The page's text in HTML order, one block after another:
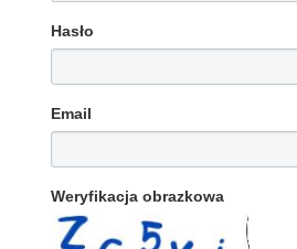
Hasło
Email
Weryfikacja obrazkowa